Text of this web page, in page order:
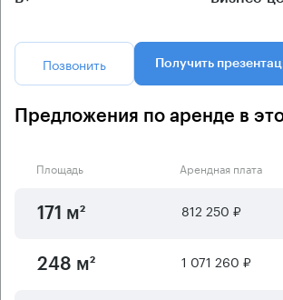
Позвонить Получить
Предложения по аренде в
Площадь Арендная плата
171 м² 812 250 ₽
248 м² 1 071 260 ₽